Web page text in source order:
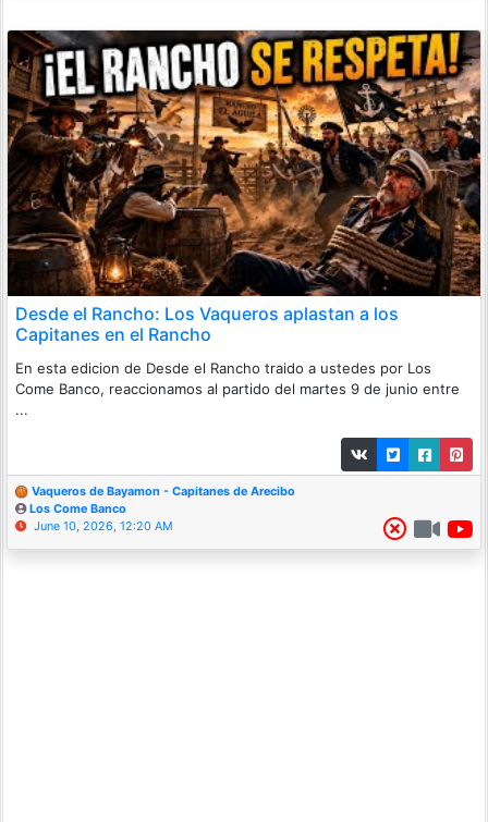
Desde el Rancho: Los Vaqueros aplastan a los
Capitanes en el Rancho
En esta edicion de Desde el Rancho traido a ustedes por Los
Come Banco, reaccionamos al partido del martes 9 de junio entre
...
Vaqueros de Bayamon - Capitanes de Arecibo
Los Come Banco
June 10, 2026, 12:20 AM